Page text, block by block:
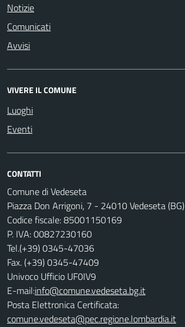
Notizie
Comunicati
Avvisi
VIVERE IL COMUNE
Luoghi
Eventi
CONTATTI
Comune di Vedeseta
Piazza Don Arrigoni, 7 - 24010 Vedeseta (BG)
Codice fiscale: 85001150169
P. IVA: 00827230160
Tel.(+39) 0345-47036
Fax. (+39) 0345-47409
Univoco Ufficio UF0IV9
E-mail:info@comune.vedeseta.bg.it
Posta Elettronica Certificata:
comune.vedeseta@pec.regione.lombardia.it